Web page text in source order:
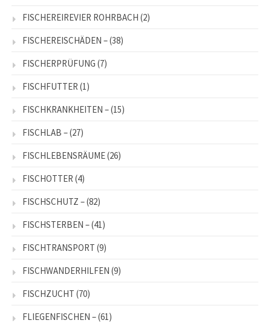
FISCHEREIREVIER ROHRBACH (2)
FISCHEREISCHÄDEN –(38)
FISCHERPRÜFUNG (7)
FISCHFUTTER (1)
FISCHKRANKHEITEN –(15)
FISCHLAB –(27)
FISCHLEBENSRÄUME(26)
FISCHOTTER (4)
FISCHSCHUTZ –(82)
FISCHSTERBEN –(41)
FISCHTRANSPORT (9)
FISCHWANDERHILFEN (9)
FISCHZUCHT (70)
FLIEGENFISCHEN –(61)